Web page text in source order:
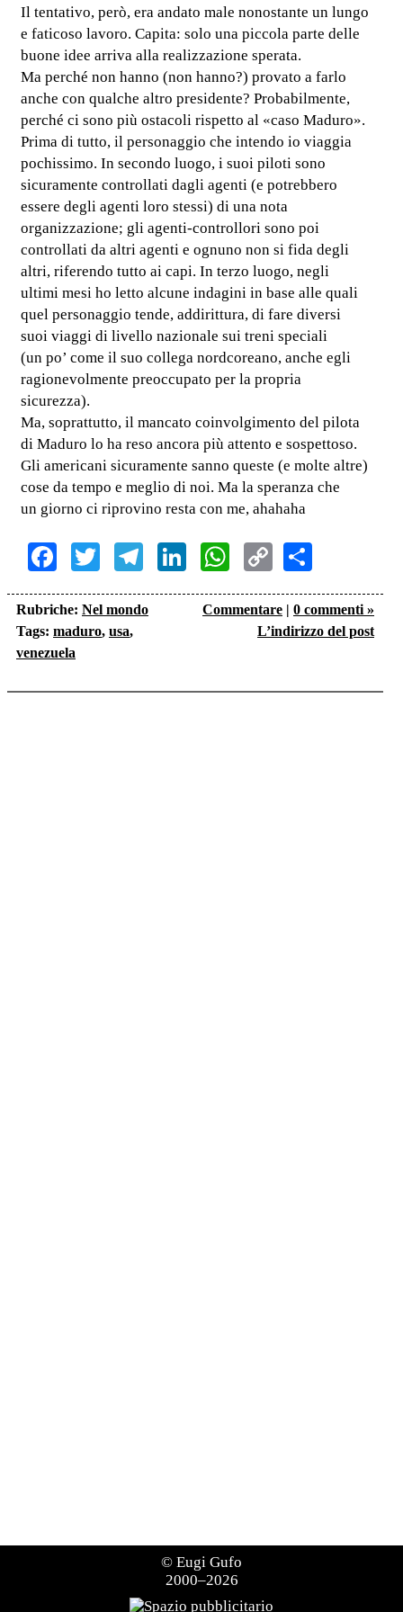
Il tentativo, però, era andato male nonostante un lungo
e faticoso lavoro. Capita: solo una piccola parte delle
buone idee arriva alla realizzazione sperata.
Ma perché non hanno (non hanno?) provato a farlo
anche con qualche altro presidente? Probabilmente,
perché ci sono più ostacoli rispetto al «caso Maduro».
Prima di tutto, il personaggio che intendo io viaggia
pochissimo. In secondo luogo, i suoi piloti sono
sicuramente controllati dagli agenti (e potrebbero
essere degli agenti loro stessi) di una nota
organizzazione; gli agenti-controllori sono poi
controllati da altri agenti e ognuno non si fida degli
altri, riferendo tutto ai capi. In terzo luogo, negli
ultimi mesi ho letto alcune indagini in base alle quali
quel personaggio tende, addirittura, di fare diversi
suoi viaggi di livello nazionale sui treni speciali
(un po’ come il suo collega nordcoreano, anche egli
ragionevolmente preoccupato per la propria
sicurezza).
Ma, soprattutto, il mancato coinvolgimento del pilota
di Maduro lo ha reso ancora più attento e sospettoso.
Gli americani sicuramente sanno queste (e molte altre)
cose da tempo e meglio di noi. Ma la speranza che
un giorno ci riprovino resta con me, ahahaha
Facebook
TwitterTelegram
LinkedInWhatsApp
Copy
Link
Rubriche: Nel mondo
Tags: maduro, usa,
venezuela
Commentare | 0 commenti »
L’indirizzo del post
© Eugi Gufo
2000–2026